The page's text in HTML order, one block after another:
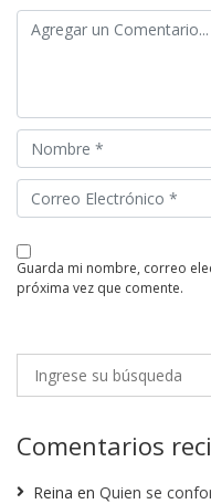
guarda mi nombre, correo electrónico y web en este navegador para la
próxima vez que comente.
Comentarios
Reina en Quien se